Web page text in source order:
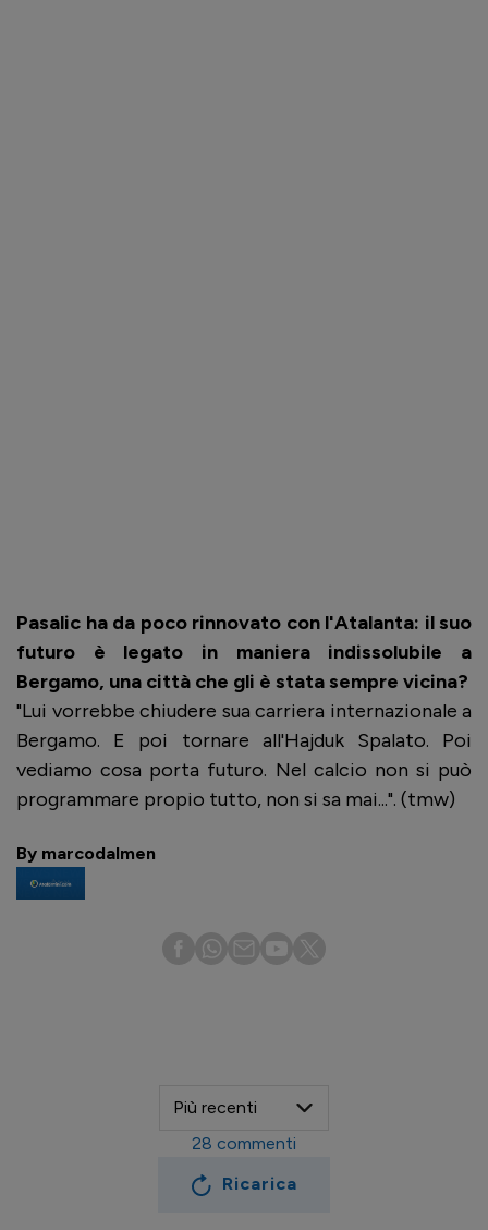
Pasalic ha da poco rinnovato con l'Atalanta: il suo
futuro è legato in maniera indissolubile a
Bergamo, una città che gli è stata sempre vicina?
"Lui vorrebbe chiudere sua carriera internazionale a
Bergamo. E poi tornare all'Hajduk Spalato. Poi
vediamo cosa porta futuro. Nel calcio non si può
programmare propio tutto, non si sa mai...". (tmw)
By marcodalmen
Ricarica
28 commenti